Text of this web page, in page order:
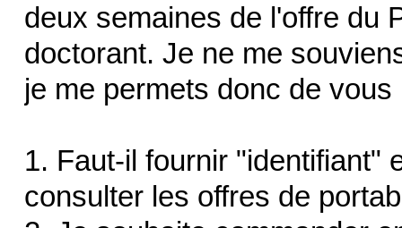
deux semaines de l'offre du
doctorant. Je ne me
je me permets donc de
1. Faut-il fournir "identifiant"
consulter les offres de